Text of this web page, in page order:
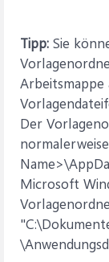
Tipp: Sie
Arbeitsmappe
Der
Microsoft